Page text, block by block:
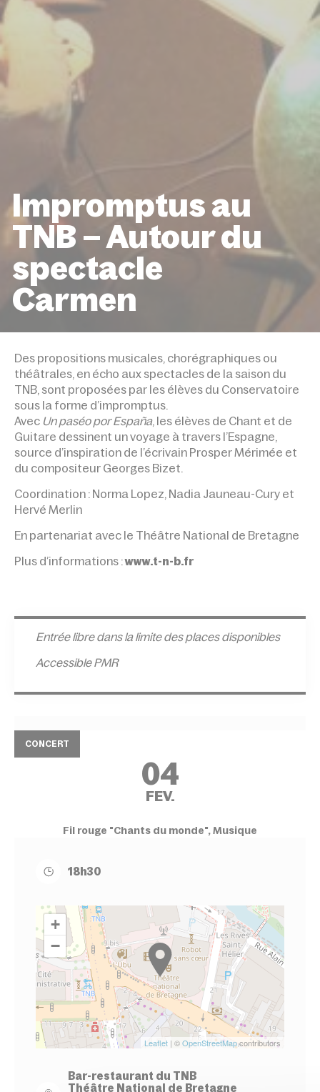
Impromptus au
TNB – Autour du
spectacle
Carmen
DU SPECTACLE CARMEN
Des propositions musicales, chorégraphiques ou
théâtrales, en écho aux spectacles de la saison du
TNB, sont proposées par les élèves du Conservatoire
sous la forme d’impromptus.
Avec Un paséo por España, les élèves de Chant et de
Guitare dessinent un voyage à travers l’Espagne,
source d’inspiration de l’écrivain Prosper Mérimée et
du compositeur Georges Bizet.
Coordination : Norma Lopez, Nadia Jauneau-Cury et
Hervé Merlin
En partenariat avec le Théâtre National de Bretagne
Plus d’informations :www.t-n-b.fr
Entrée libre dans la limite des places disponibles
Accessible PMR
CONCERT
04
FEV.
Fil rouge "Chants du monde", Musique
18h30
+
−
Leaflet | ©OpenStreetMapcontributors
Bar-restaurant du TNB
Théâtre National de Bretagne